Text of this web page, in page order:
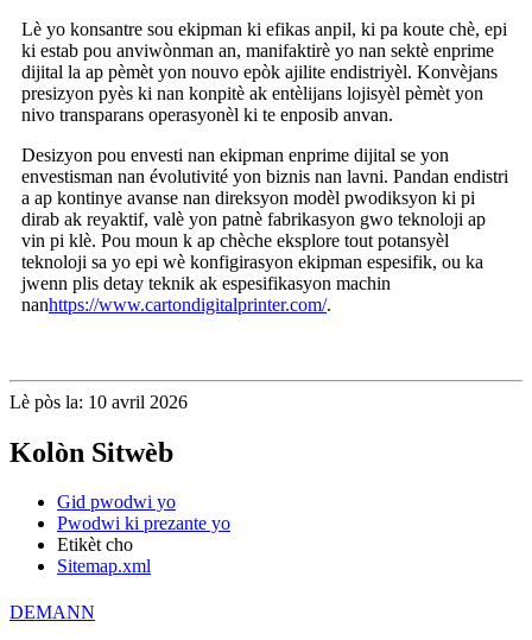
Lè yo konsantre sou ekipman ki efikas anpil, ki pa koute chè, epi
ki estab pou anviwònman an, manifaktirè yo nan sektè enprime
dijital la ap pèmèt yon nouvo epòk ajilite endistriyèl. Konvèjans
presizyon pyès ki nan konpitè ak entèlijans lojisyèl pèmèt yon
nivo transparans operasyonèl ki te enposib anvan.
Desizyon pou envesti nan ekipman enprime dijital se yon
envestisman nan évolutivité yon biznis nan lavni. Pandan endistri
a ap kontinye avanse nan direksyon modèl pwodiksyon ki pi
dirab ak reyaktif, valè yon patnè fabrikasyon gwo teknoloji ap
vin pi klè. Pou moun k ap chèche eksplore tout potansyèl
teknoloji sa yo epi wè konfigirasyon ekipman espesifik, ou ka
jwenn plis detay teknik ak espesifikasyon machin
nanhttps://www.cartondigitalprinter.com/.
Lè pòs la: 10 avril 2026
Kolòn Sitwèb
Gid pwodwi yo
Pwodwi ki prezante yo
Etikèt cho
Sitemap.xml
DEMANN